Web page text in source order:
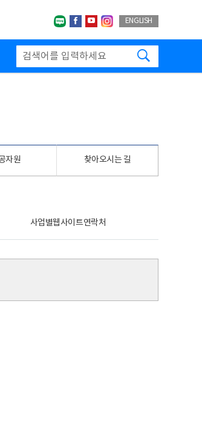
네이버블로그
페이스북
유투브인스타그랩
ENGLISH
자원 찾아오시는 길
사업별웹사이트연락처